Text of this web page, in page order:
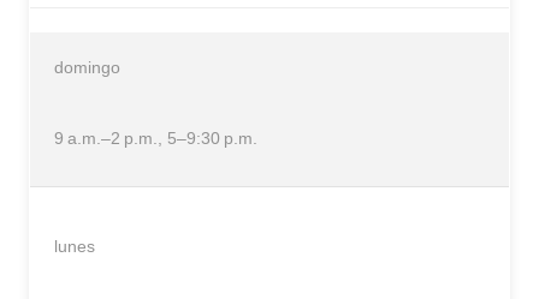
domingo
9 a.m.–2 p.m., 5–9:30 p.m.
lunes